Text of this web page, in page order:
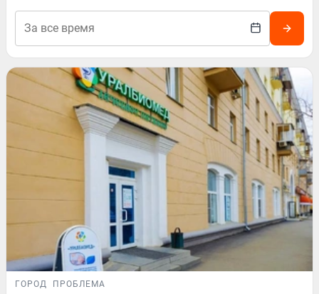
ГОРОД ПРОБЛЕМА